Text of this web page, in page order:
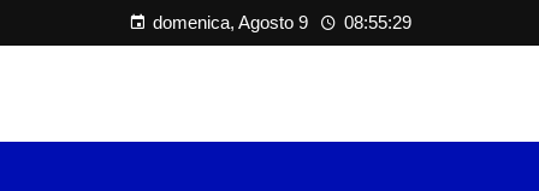
domenica, Agosto 9 08:55:30